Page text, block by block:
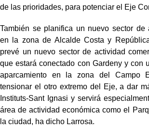
de las prioridades, para potenciar el Eje
También se planifica un nuevo sector de
en la zona de Alcalde Costa y
prevé un nuevo sector de actividad
que estará conectado con Gardeny y con
aparcamiento en la zona del Campo
tensionar el otro extremo del Eje, a dar
Instituts-Sant Ignasi y servirá
área de actividad económica como el
la ciudad, ha dicho Larrosa.